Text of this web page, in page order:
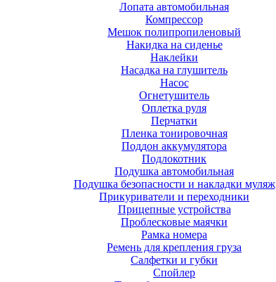
Лопата автомобильная
Компрессор
Мешок полипропиленовый
Накидка на сиденье
Наклейки
Насадка на глушитель
Насос
Огнетушитель
Оплетка руля
Перчатки
Пленка тонировочная
Поддон аккумулятора
Подлокотник
Подушка автомобильная
Подушка безопасности и накладки муляж
Прикуриватели и переходники
Прицепные устройства
Проблесковые маячки
Рамка номера
Ремень для крепления груза
Салфетки и губки
Спойлер